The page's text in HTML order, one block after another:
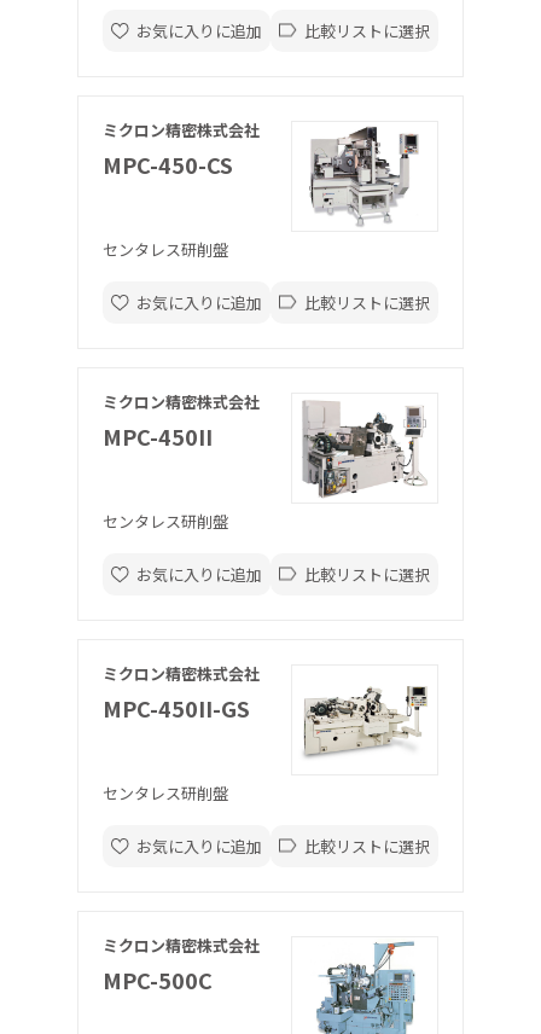
お気に入りに追加 比較リストに選択
ミクロン精密株式会社
MPC-450-CS
センタレス研削盤
お気に入りに追加 比較リストに選択
ミクロン精密株式会社
MPC-450II
センタレス研削盤
お気に入りに追加 比較リストに選択
ミクロン精密株式会社
MPC-450II-GS
センタレス研削盤
お気に入りに追加 比較リストに選択
ミクロン精密株式会社
MPC-500C